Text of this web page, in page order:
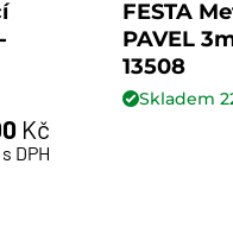
Kč
s DPH
FESTA
PAVEL
13508
Skladem